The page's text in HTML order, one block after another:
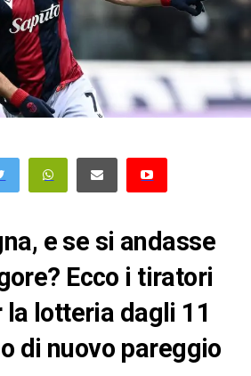
e se si andasse
Ecco i tiratori
lotteria dagli 11
di nuovo pareggio